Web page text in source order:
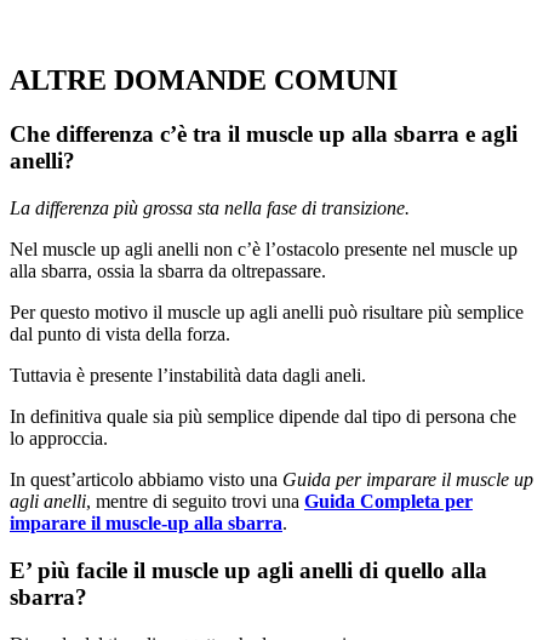
ALTRE DOMANDE COMUNI
Che differenza c’è tra il muscle up alla sbarra e agli
anelli?
La differenza più grossa sta nella fase di transizione.
Nel muscle up agli anelli non c’è l’ostacolo presente nel muscle up
alla sbarra, ossia la sbarra da oltrepassare.
Per questo motivo il muscle up agli anelli può risultare più semplice
dal punto di vista della forza.
Tuttavia è presente l’instabilità data dagli aneli.
In definitiva quale sia più semplice dipende dal tipo di persona che
lo approccia.
In quest’articolo abbiamo visto una Guida per imparare il muscle up
agli anelli, mentre di seguito trovi una Guida Completa per
imparare il muscle-up alla sbarra.
E’ più facile il muscle up agli anelli di quello alla
sbarra?